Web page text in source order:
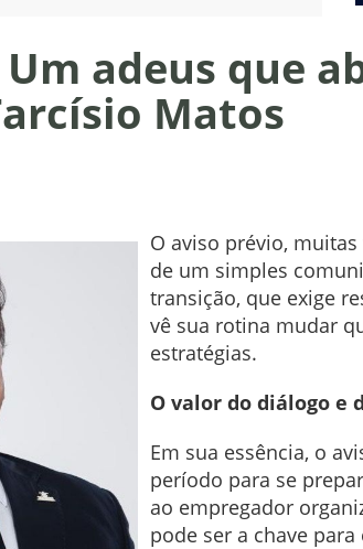
adeus que
Matos
O aviso prévio,
de um simples
transição, que exige
vê sua rotina mudar
estratégias.
O valor do diálogo e
Em sua essência, o
período para se
ao empregador
pode ser a chave